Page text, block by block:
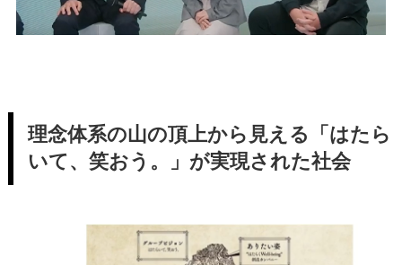
理念体系の山の頂上から見える「はたら
いて、笑おう。」が実現された社会